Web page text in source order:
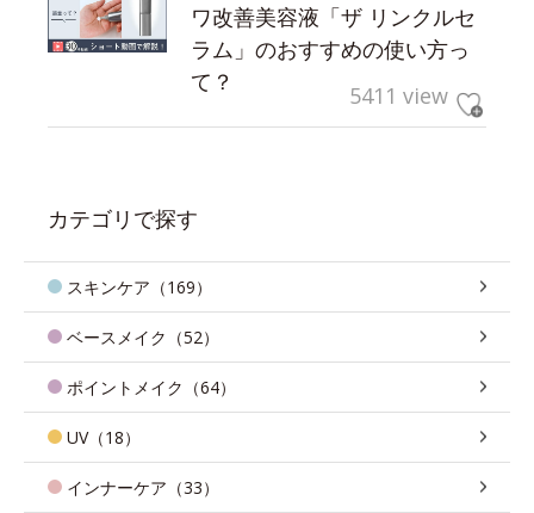
ワ改善美容液「ザ リンクルセ
ラム」のおすすめの使い方っ
て？
5411 view
カテゴリで探す
スキンケア（169）
ベースメイク（52）
ポイントメイク（64）
UV（18）
インナーケア（33）